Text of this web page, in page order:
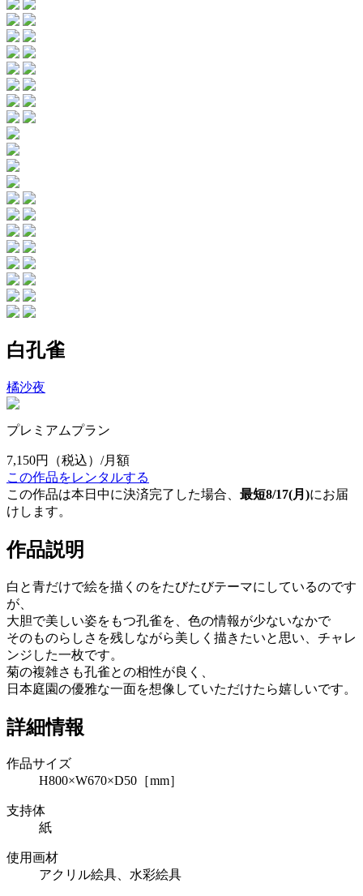
白孔雀
橘沙夜
プレミアムプラン
7,150円
（税込）/月額
この作品をレンタルする
この作品は本日中に決済完了した場合、 最短8/17(月)にお届
けします。
作品説明
白と青だけで絵を描くのをたびたびテーマにしているのです
が、
大胆で美しい姿をもつ孔雀を、色の情報が少ないなかで
そのものらしさを残しながら美しく描きたいと思い、チャレ
ンジした一枚です。
菊の複雑さも孔雀との相性が良く、
日本庭園の優雅な一面を想像していただけたら嬉しいです。
詳細情報
作品サイズ
H800×W670×D50［mm］
支持体
紙
使用画材
アクリル絵具、水彩絵具